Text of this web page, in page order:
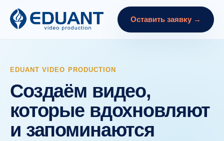
Оставить заявку →
EDUANT VIDEO PRODUCTION
Создаём видео,
которые вдохновляют
и запоминаются